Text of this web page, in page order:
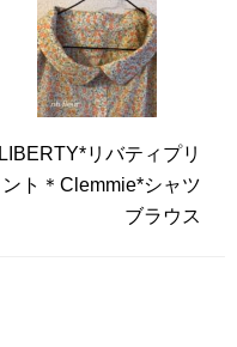
LIBERTY*リバティプリ
ント＊Clemmie*シャツ
ブラウス